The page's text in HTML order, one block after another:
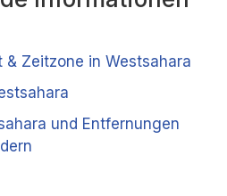
& Zeitzone in Westsahara
und Entfernungen